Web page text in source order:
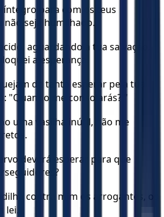
íntegro para com os teus
não seja humilhado.
aguardando a tua salvação,
a esperança.
de tanto esperar pela tua
"Quando me consolarás? "
uma vasilha inútil, não me
deverá esperar para que
contra mim os arrogantes, os
lei.